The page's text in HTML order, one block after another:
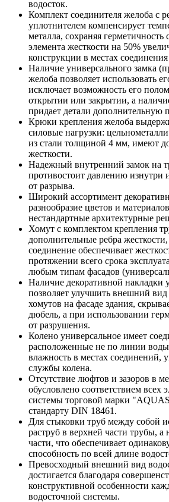
водосток.
Комплект соединителя желоба с
уплотнителем компенсирует
металла, сохраняя герметичность
элемента жесткости на 50%
конструкции в местах
Наличие универсального замка
желоба позволяет использовать
исключает возможность его
открытии или закрытии, а
придает детали дополнительную
Крюки крепления желоба
силовые нагрузки:
из стали толщиной 4 мм, имеют
жесткости.
Надежный внутренний замок на
противостоит давлению изнутри
от разрыва.
Широкий ассортимент
разнообразие цветов и
нестандартные архитектурные
Хомут с комплектом крепления
дополнительные ребра
соединение обеспечивает
протяжении всего срока
любым типам фасадов
Наличие декоративной накладки
позволяет улучшить внешний вид
хомутов на фасаде здания,
дюбель, а при использовании
от разрушения.
Колено универсальное имеет
расположенные не по линии
влажность в местах соединений,
службы колена.
Отсутствие люфтов и зазоров в
обусловлено соответствием всех
системы торговой марки
стандарту DIN 18461.
Для стыковки труб между собой
раструб в верхней части трубы,
части, что обеспечивает
способность по всей длине
Превосходный внешний вид
достигается благодаря
конструктивной особенности
водосточной системы.